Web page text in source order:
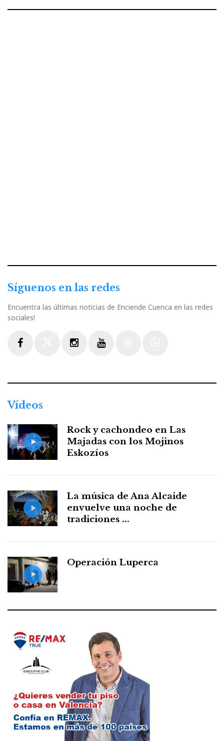
Síguenos en las redes
Encuentra las últimas noticias de Enciende Cuenca en las redes
sociales!
Vídeos
Rock y cachondeo en Las
Majadas con los Mojinos
Eskozíos
La música de Ana Alcaide
envuelve una noche de
tradiciones ...
Operación Luperca